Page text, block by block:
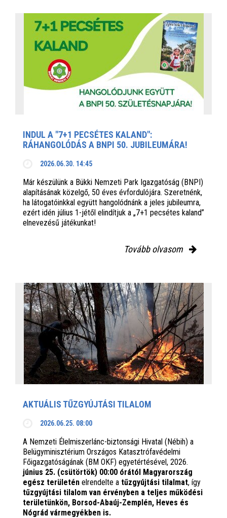
INDUL A "7+1 PECSÉTES KALAND":
RÁHANGOLÓDÁS A BNPI 50. JUBILEUMÁRA!
2026.06.30. 14:45
Már készülünk a Bükki Nemzeti Park Igazgatóság (BNPI)
alapításának közelgő, 50 éves évfordulójára. Szeretnénk,
ha látogatóinkkal együtt hangolódnánk a jeles jubileumra,
ezért idén július 1-jétől elindítjuk a „7+1 pecsétes kaland”
elnevezésű játékunkat!
Tovább olvasom
AKTUÁLIS TŰZGYÚJTÁSI TILALOM
2026.06.25. 08:00
A Nemzeti Élelmiszerlánc-biztonsági Hivatal (Nébih) a
Belügyminisztérium Országos Katasztrófavédelmi
Főigazgatóságának (BM OKF) egyetértésével, 2026.
június 25. (csütörtök) 00:00 órától Magyarország
egész területén elrendelte a tűzgyújtási tilalmat, így
tűzgyújtási tilalom van érvényben a teljes működési
területünkön, Borsod-Abaúj-Zemplén, Heves és
Nógrád vármegyékben is.